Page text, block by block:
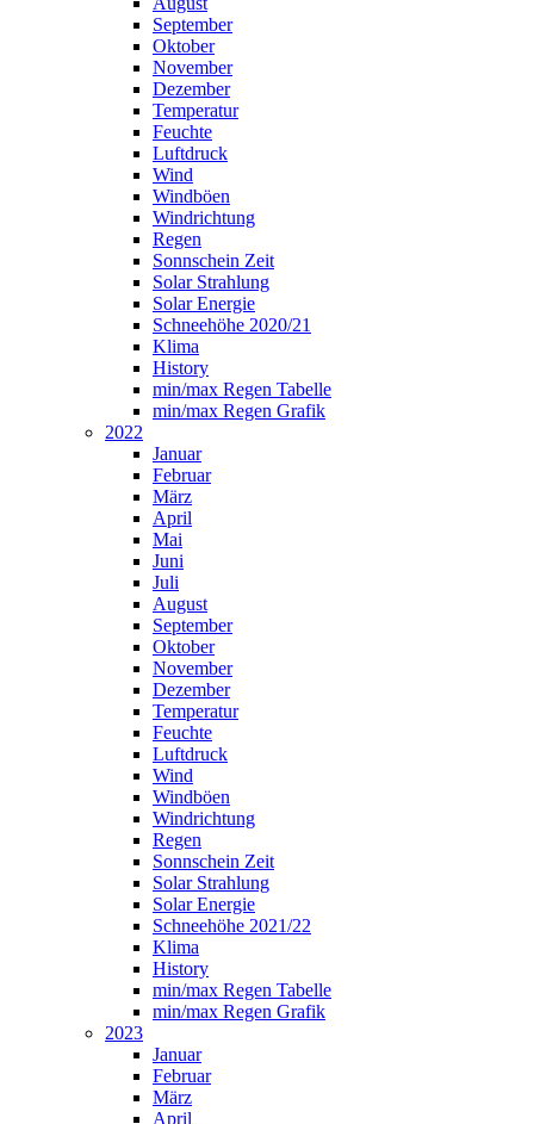
September
Oktober
November
Dezember
Temperatur
Feuchte
Luftdruck
Wind
Windböen
Windrichtung
Regen
Sonnschein Zeit
Solar Strahlung
Solar Energie
Schneehöhe 2020/21
Klima
History
min/max Regen Tabelle
min/max Regen Grafik
2022
Januar
Februar
März
April
Mai
Juni
Juli
August
September
Oktober
November
Dezember
Temperatur
Feuchte
Luftdruck
Wind
Windböen
Windrichtung
Regen
Sonnschein Zeit
Solar Strahlung
Solar Energie
Schneehöhe 2021/22
Klima
History
min/max Regen Tabelle
min/max Regen Grafik
2023
Januar
Februar
März
April